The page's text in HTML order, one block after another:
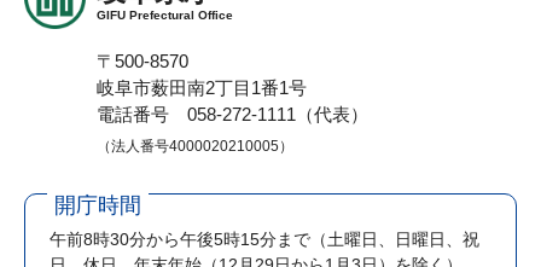
GIFU Prefectural Office
〒500-8570
岐阜市薮田南2丁目1番1号
電話番号 058-272-1111（代表）
（法人番号4000020210005）
開庁時間
午前8時30分から午後5時15分まで （土曜日、日曜日、祝